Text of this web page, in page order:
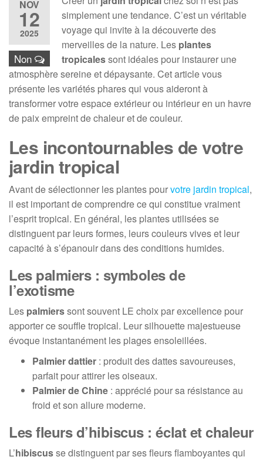
NOV
12
2025
Non
simplement une tendance. C’est un véritable
voyage qui invite à la découverte des
merveilles de la nature. Les plantes
tropicalessont idéales pour instaurer une
atmosphère sereine et dépaysante. Cet article vous
présente les variétés phares qui vous aideront à
transformer votre espace extérieur ou intérieur en un havre
de paix empreint de chaleur et de couleur.
Les incontournables de votre
jardin tropical
Avant de sélectionner les plantes pourvotre jardin tropical,
il est important de comprendre ce qui constitue vraiment
l’esprit tropical. En général, les plantes utilisées se
distinguent par leurs formes, leurs couleurs vives et leur
capacité à s’épanouir dans des conditions humides.
Les palmiers : symboles de
l’exotisme
Les palmierssont souvent LE choix par excellence pour
apporter ce souffle tropical. Leur silhouette majestueuse
évoque instantanément les plages ensoleillées.
Palmier dattier : produit des dattes savoureuses,
parfait pour attirer les oiseaux.
Palmier de Chine : apprécié pour sa résistance au
froid et son allure moderne.
Les fleurs d’hibiscus : éclat et chaleur
L’hibiscusse distinguent par ses fleurs flamboyantes qui